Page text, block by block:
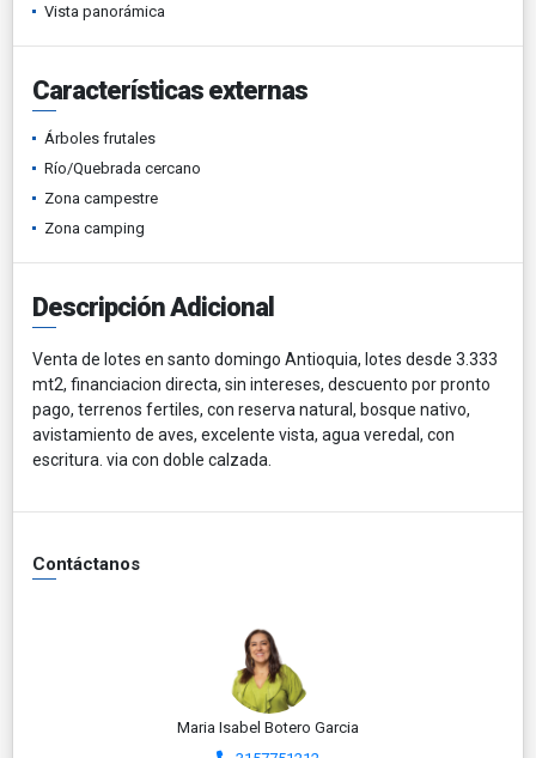
Vista panorámica
Características externas
Árboles frutales
Río/Quebrada cercano
Zona campestre
Zona camping
Descripción Adicional
Venta de lotes en santo domingo Antioquia, lotes desde 3.333
mt2, financiacion directa, sin intereses, descuento por pronto
pago, terrenos fertiles, con reserva natural, bosque nativo,
avistamiento de aves, excelente vista, agua veredal, con
escritura. via con doble calzada.
Contáctanos
Maria Isabel Botero Garcia